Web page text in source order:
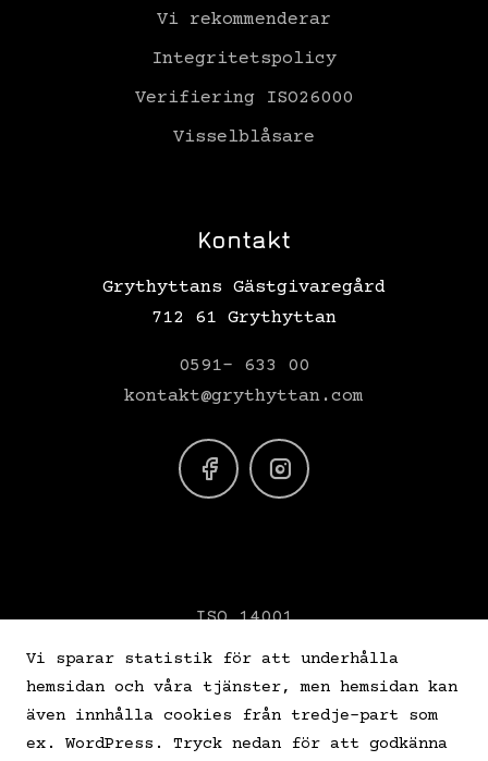
Vi rekommenderar
Integritetspolicy
Verifiering ISO26000
Visselblåsare
Kontakt
Grythyttans Gästgivaregård
712 61 Grythyttan
0591- 633 00
kontakt@grythyttan.com
ISO 14001
VERIFY ISO 26000
Star Wine List
Vi sparar statistik för att underhålla
hemsidan och våra tjänster, men hemsidan kan
även innhålla cookies från tredje-part som
ex. WordPress. Tryck nedan för att godkänna